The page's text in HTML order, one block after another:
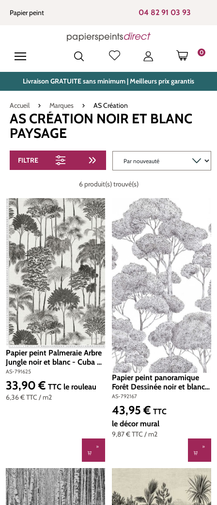
principal
Papier peint 04 82 91 03 93
0
LE
Livraison GRATUITE sans minimum | Meilleurs prix garantis
Accueil Marques AS Création
AS CRÉATION NOIR ET BLANC
PAYSAGE
FILTRE
6 produit(s) trouvé(s)
Papier peint Palmeraie Arbre
Jungle noir et blanc - Cuba 2
d'A.S. Création | Réf. AS-
791625
AS-791625
6,36 €TTC / m2
Prix régulier :
33,90 € TTC le rouleau
Papier peint panoramique
Forêt Dessinée noir et blanc -
Metropolitan Stories 5 Vibes
& Styles d'A.S. Création | Réf.
AS-792167
AS-792167
9,87 €TTC / m2
Prix régulier :
43,95 € TTC
le décor mural